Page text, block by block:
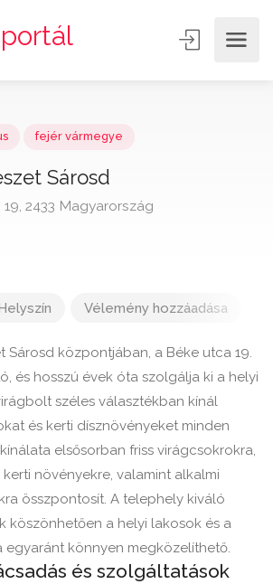
Sárosd
19, 2433 Magyarország
Helyszín Vélemény hozzáadása
Sárosd központjában, a Béke utca 19.
és hosszú évek óta szolgálja ki a helyi
széles választékban kínál
és kerti dísznövényeket minden
elsősorban friss virágcsokrokra,
növényekre, valamint alkalmi
összpontosít. A telephely kiváló
köszönhetően a helyi lakosok és a
egyaránt könnyen megközelíthető.
és szolgáltatások